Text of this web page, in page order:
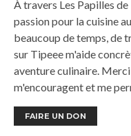
À travers Les Papilles
passion pour la cuisine
beaucoup de temps, de
sur Tipeee m'aide
aventure culinaire.
m'encouragent et me
FAIRE UN DON